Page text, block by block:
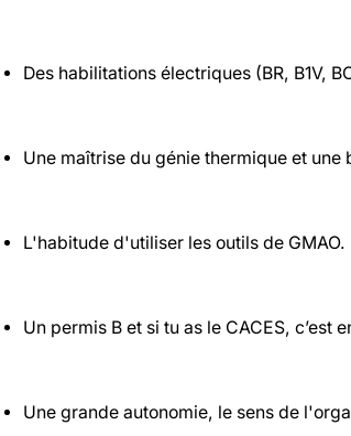
Des habilitations électriques (BR, B1V,
Une maîtrise du génie thermique et
L'habitude d'utiliser les outils de GMAO.
Un permis B et si tu as le CACES, c’est
Une grande autonomie, le sens de